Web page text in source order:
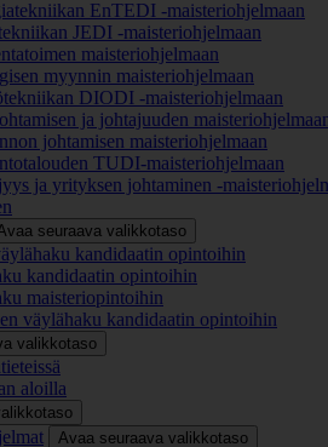
EnTEDI -maisteriohjelmaan
JEDI -maisteriohjelmaan
maisteriohjelmaan
myynnin maisteriohjelmaan
DIODI -maisteriohjelmaan
ja johtajuuden
johtamisen maisteriohjelmaan
TUDI-maisteriohjelmaan
ja yrityksen johtaminen -
seuraava valikkotaso
kandidaatin opintoihin
kandidaatin opintoihin
maisteriopintoihin
väylähaku kandidaatin opintoihin
valikkotaso
aloilla
Avaa seuraava valikkotaso